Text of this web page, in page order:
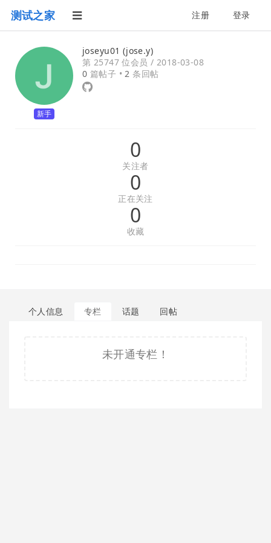
测试之家 注册 登录
新手
joseyu01 (jose.y)
第 25747 位会员 / 2018-03-08
0 篇帖子 •2 条回帖
0
关注者
0
正在关注
0
收藏
个人信息 专栏 话题 回帖
未开通专栏！